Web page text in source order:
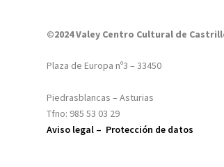
©2024 Valey Centro Cultural de
Plaza de Europa nº3 – 33450
Piedrasblancas – Asturias
Tfno: 985 53 03 29
Aviso legal – Protección de datos